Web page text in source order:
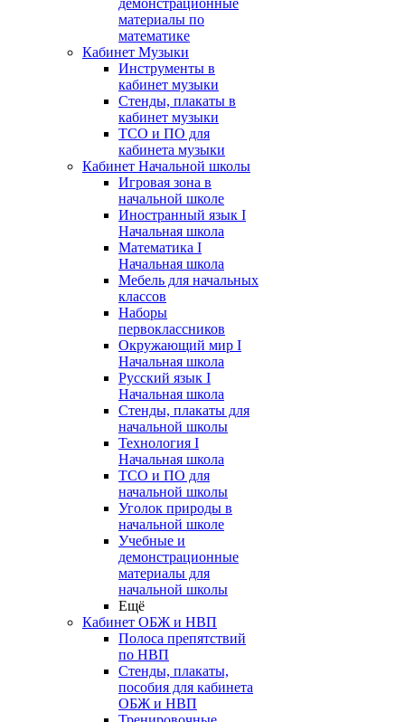
демонстрационные
материалы по
математике
Кабинет Музыки
Инструменты в
кабинет музыки
Стенды, плакаты в
кабинет музыки
ТСО и ПО для
кабинета музыки
Кабинет Начальной школы
Игровая зона в
начальной школе
Иностранный язык I
Начальная школа
Математика I
Начальная школа
Мебель для начальных
классов
Наборы
первоклассников
Окружающий мир I
Начальная школа
Русский язык I
Начальная школа
Стенды, плакаты для
начальной школы
Технология I
Начальная школа
ТСО и ПО для
начальной школы
Уголок природы в
начальной школе
Учебные и
демонстрационные
материалы для
начальной школы
Ещё
Кабинет ОБЖ и НВП
Полоса препятствий
по НВП
Стенды, плакаты,
пособия для кабинета
ОБЖ и НВП